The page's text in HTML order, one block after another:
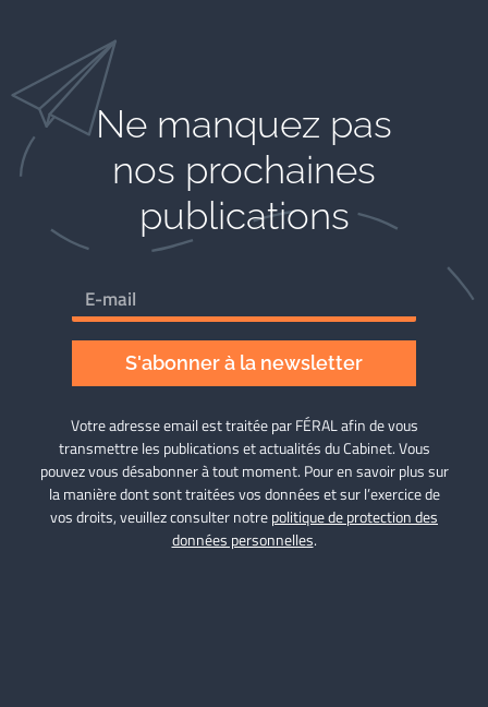
Ne manquez pas
nos prochaines
publications
S'abonner à la newsletter
Votre adresse email est traitée par FÉRAL afin de vous
transmettre les publications et actualités du Cabinet. Vous
pouvez vous désabonner à tout moment. Pour en savoir plus sur
la manière dont sont traitées vos données et sur l’exercice de
vos droits, veuillez consulter notrepolitique de protection des
données personnelles.